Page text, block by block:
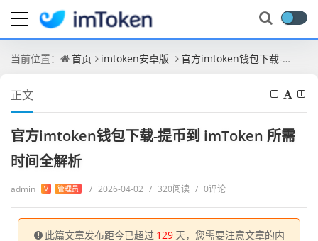
当前位置： 首页 imtoken安卓版 官方imtoken钱包下载-提币到 imToken 所需时间全解析
正文
官方imtoken钱包下载-提币到 imToken 所需
时间全解析
admin V 管理员 / 2026-04-02 / 320阅读 / 0评论
此篇文章发布距今已超过 129 天，您需要注意文章的内